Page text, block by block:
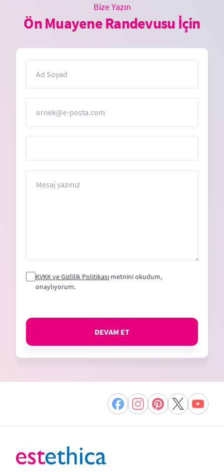
Bize Yazın
Ön Muayene Randevusu İçin
KVKK ve Gizlilik Politikası metnini okudum,
onaylıyorum.
DEVAM ET